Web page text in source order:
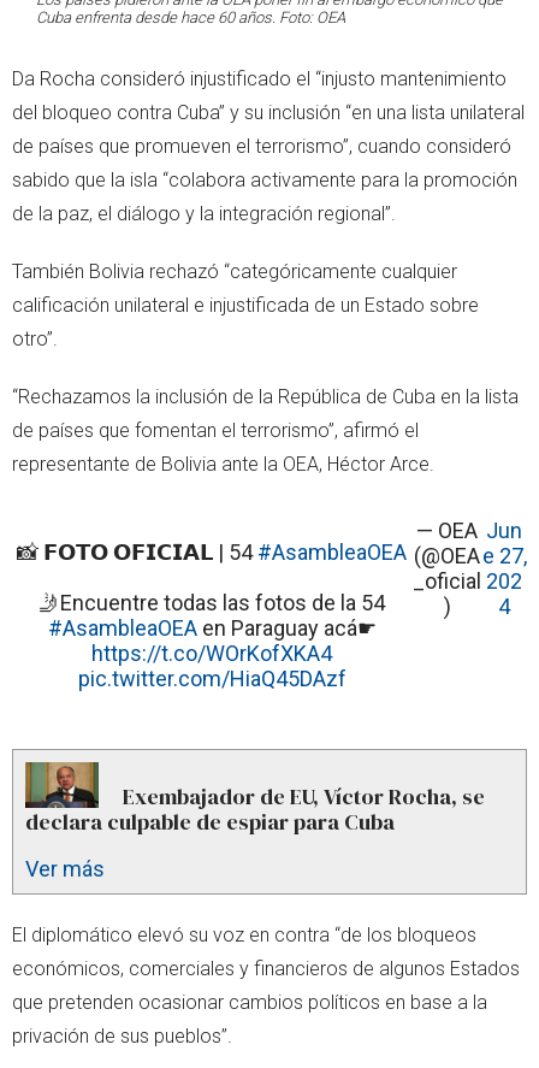
Cuba enfrenta desde hace 60 años. Foto: OEA
Da Rocha consideró injustificado el “injusto mantenimiento
del bloqueo contra Cuba” y su inclusión “en una lista unilateral
de países que promueven el terrorismo”, cuando consideró
sabido que la isla “colabora activamente para la promoción
de la paz, el diálogo y la integración regional”.
También Bolivia rechazó “categóricamente cualquier
calificación unilateral e injustificada de un Estado sobre
otro”.
“Rechazamos la inclusión de la República de Cuba en la lista
de países que fomentan el terrorismo”, afirmó el
representante de Bolivia ante la OEA, Héctor Arce.
📸 𝗙𝗢𝗧𝗢 𝗢𝗙𝗜𝗖𝗜𝗔𝗟 | 54#AsambleaOEA
🤳Encuentre todas las fotos de la 54
#AsambleaOEAen Paraguay acá☛
https://t.co/WOrKofXKA4
pic.twitter.com/HiaQ45DAzf
— OEA
(@OEA
_oficial
)
Jun
e 27,
202
4
Exembajador de EU, Víctor Rocha, se
declara culpable de espiar para Cuba
Ver más
El diplomático elevó su voz en contra “de los bloqueos
económicos, comerciales y financieros de algunos Estados
que pretenden ocasionar cambios políticos en base a la
privación de sus pueblos”.